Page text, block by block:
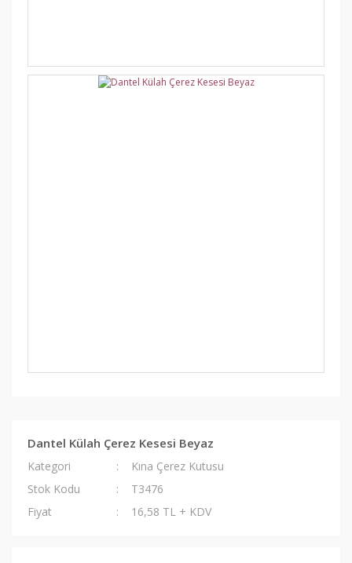
Dantel Külah Çerez Kesesi Beyaz
Kategori
Kına Çerez Kutusu
Stok Kodu
T3476
Fiyat
16,58 TL + KDV